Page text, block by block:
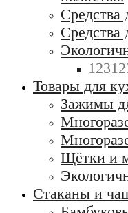
Средства
Средства
Товары для
Зажимы
Щётки и
Стаканы и